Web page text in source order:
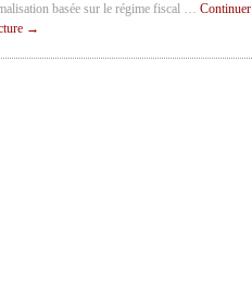
basée sur le régime fiscal …Continuer
→